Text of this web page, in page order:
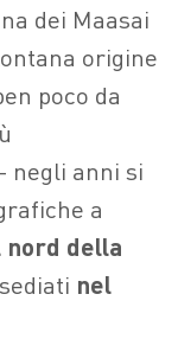
dei Maasai
origine
poco da
negli anni si
a
nord della
nel